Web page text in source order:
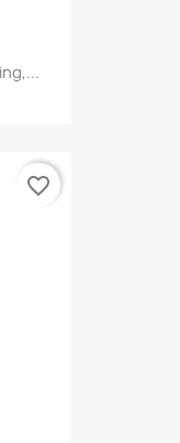
favorite_border